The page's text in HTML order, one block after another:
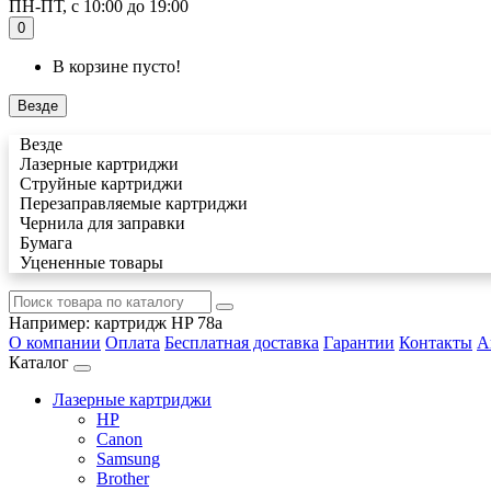
ПН-ПТ, с 10:00 до 19:00
0
В корзине пусто!
Везде
Везде
Лазерные картриджи
Струйные картриджи
Перезаправляемые картриджи
Чернила для заправки
Бумага
Уцененные товары
Например: картридж HP 78a
О компании Оплата Бесплатная доставка Гарантии Контакты
Каталог
Лазерные картриджи
HP
Canon
Samsung
Brother